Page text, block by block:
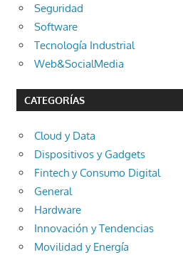
Seguridad
Software
Tecnología Industrial
Web&SocialMedia
CATEGORÍAS
Cloud y Data
Dispositivos y Gadgets
Fintech y Consumo Digital
General
Hardware
Innovación y Tendencias
Movilidad y Energía